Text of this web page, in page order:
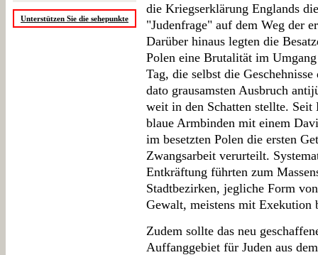
Unterstützen Sie die sehepunkte
die Kriegserklärung Englands
"Judenfrage" auf dem Weg der
Darüber hinaus legten die
Polen eine Brutalität im
Tag, die selbst die
dato grausamsten Ausbruch
weit in den Schatten stellte. Seit
blaue Armbinden mit einem
im besetzten Polen die ersten
Zwangsarbeit verurteilt.
Entkräftung führten zum
Stadtbezirken, jegliche Form
Gewalt, meistens mit Exekution
Zudem sollte das neu
Auffanggebiet für Juden aus